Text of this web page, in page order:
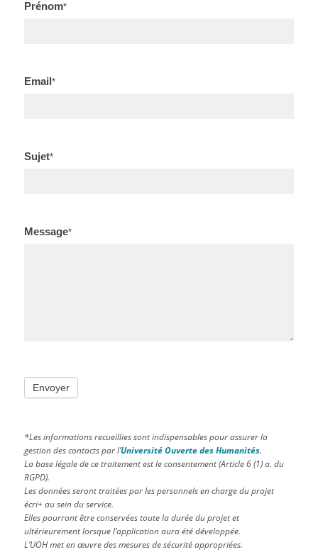
Prénom*
Email *
Sujet*
Message*
Envoyer
*Les informations recueillies sont indispensables pour assurer la
gestion des contacts par l’Université Ouverte des Humanités.
La base légale de ce traitement est le consentement (Article 6 (1) a. du
RGPD).
Les données seront traitées par les personnels en chargedu projet
écri+ au sein du service.
Elles pourront être conservées toute la durée du projet et
ultérieurement lorsque l’application aura été développée.
L’UOH met en œuvre des mesures de sécurité appropriées.